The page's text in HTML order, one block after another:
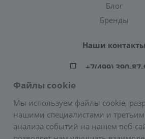
Блог
Бренды
Наши контакты
+7(499) 390-
Адрес: г. Москва, ул.
д.3, стр.2 (метро
Файлы cookie
Мы используем файлы cookie,
нашими специалистами и
анализа событий на нашем веб-